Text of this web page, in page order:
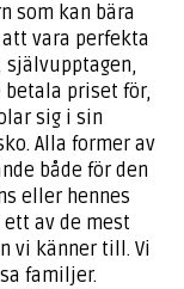
som kan bära
vara perfekta
priset för,
sig i sin
Alla former av
både för den
eller hennes
av de mest
vi känner till. Vi
familjer.